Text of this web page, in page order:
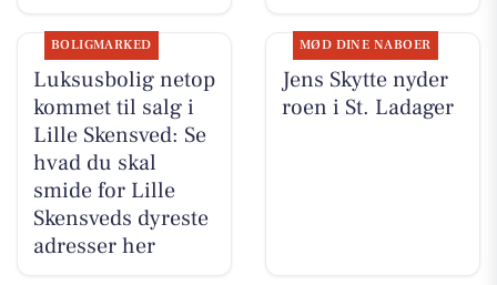
BOLIGMARKED
Luksusbolig netop
kommet til salg i
Lille Skensved: Se
hvad du skal
smide for Lille
Skensveds dyreste
adresser her
MØD DINE NABOER
Jens Skytte nyder
roen i St. Ladager